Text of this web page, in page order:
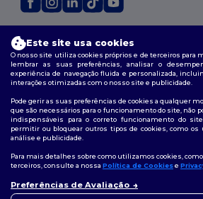
Termos e Condições |Política de personalização
|Política de cookies|Mapa do Site
Este site usa cookies
O nosso site utiliza cookies próprios e de terceiros para
lembrar as suas preferências, analisar o
experiência de navegação fluida e personalizada,
interações otimizadas com o nosso site e publicidade.
Pode gerir as suas preferências de cookies a qualquer
que são necessários para o funcionamento do site, não
indispensáveis para o correto funcionamento do
permitir ou bloquear outros tipos de cookies, como os
análise e publicidade.
Para mais detalhes sobre como utilizamos cookies,
terceiros, consulte a nossa Política de Cookiese
Preferências de Avaliação